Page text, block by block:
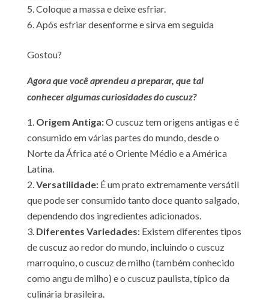
Coloque a massa e deixe esfriar.
Após esfriar desenforme e sirva em seguida
Gostou?
Agora que você aprendeu a preparar, que tal
conhecer algumas curiosidades do cuscuz?
Origem Antiga:O cuscuz tem origens antigas e é
consumido em várias partes do mundo, desde o
Norte da África até o Oriente Médio e a América
Latina.
Versatilidade:É um prato extremamente versátil
que pode ser consumido tanto doce quanto salgado,
dependendo dos ingredientes adicionados.
Diferentes Variedades:Existem diferentes tipos
de cuscuz ao redor do mundo, incluindo o cuscuz
marroquino, o cuscuz de milho (também conhecido
como angu de milho) e o cuscuz paulista, típico da
culinária brasileira.